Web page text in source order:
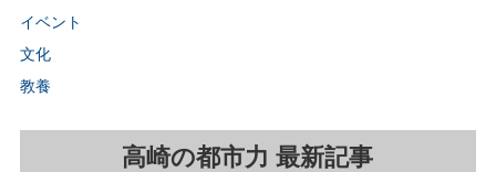
イベント
文化
教養
高崎の都市力 最新記事